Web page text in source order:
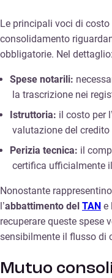
Le principali voci di
consolidamento
obbligatorie. Nel dettaglio:
Spese notarili:
la trascrizione nei
Istruttoria: il costo per
valutazione del
Perizia tecnica: il
certifica ufficialmente il
Nonostante
l’abbattimento del TAN e
recuperare queste spese
sensibilmente il flusso di
Mutuo